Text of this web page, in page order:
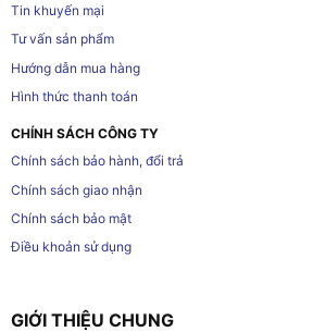
Tin khuyến mại
Tư vấn sản phẩm
Hướng dẫn mua hàng
Hình thức thanh toán
CHÍNH SÁCH CÔNG TY
Chính sách bảo hành, đổi trả
Chính sách giao nhận
Chính sách bảo mật
Điều khoản sử dụng
GIỚI THIỆU CHUNG